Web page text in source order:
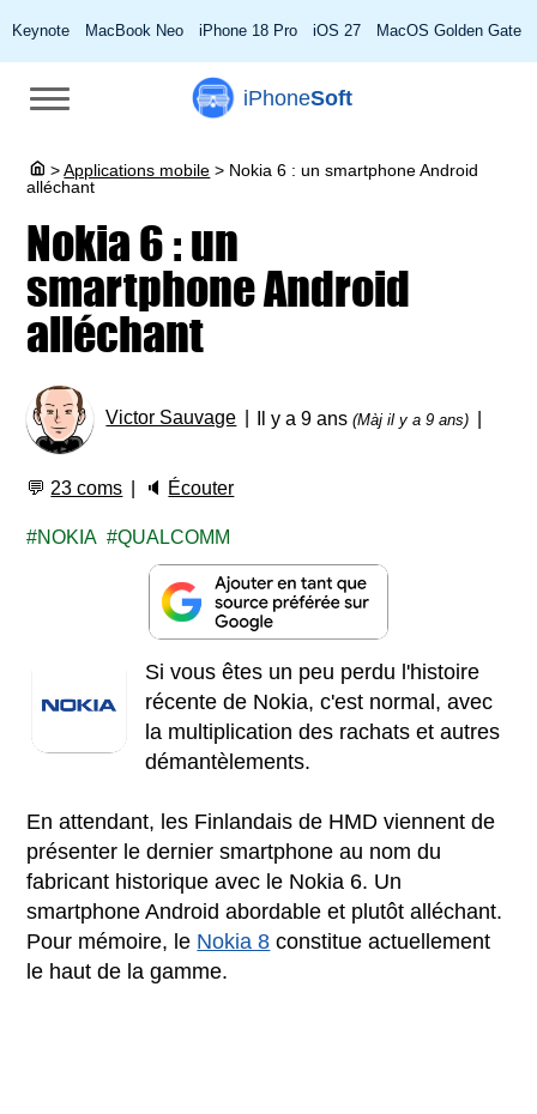
Keynote MacBook Neo iPhone 18 Pro iOS 27 MacOS Golden Gate
iPhoneSoft
> Applications mobile > Nokia 6 : un smartphone Android
alléchant
Nokia 6 : un
smartphone Android
alléchant
Victor Sauvage Il y a 9 ans(Màj il y a 9 ans)
💬 23 coms 🔈 Écouter
NOKIA QUALCOMM
Si vous êtes un peu perdu l'histoire
récente de Nokia, c'est normal, avec
la multiplication des rachats et autres
démantèlements.
En attendant, les Finlandais de HMD viennent de
présenter le dernier smartphone au nom du
fabricant historique avec le Nokia 6. Un
smartphone Android abordable et plutôt alléchant.
Pour mémoire, le Nokia 8 constitue actuellement
le haut de la gamme.